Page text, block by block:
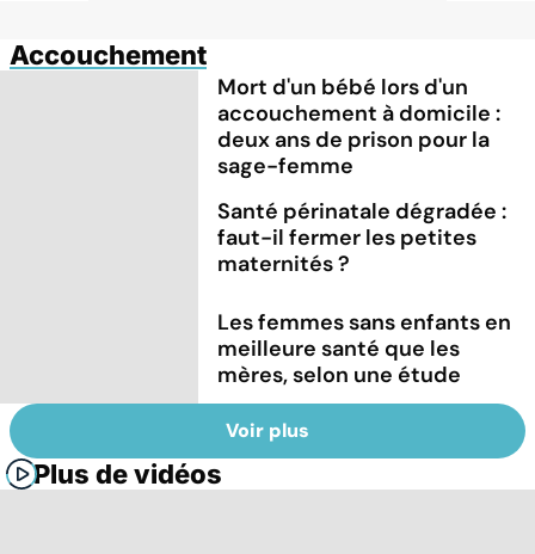
Accouchement
Mort d'un bébé lors d'un
accouchement à domicile :
deux ans de prison pour la
sage-femme
Santé périnatale dégradée :
faut-il fermer les petites
maternités ?
Les femmes sans enfants en
meilleure santé que les
mères, selon une étude
Voir plus
Plus de vidéos